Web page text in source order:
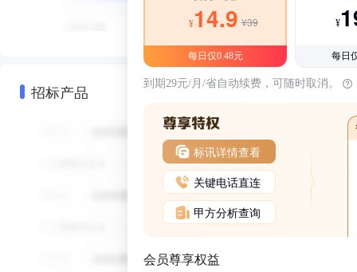
招标产品
¥14.9 ¥39
每日仅0.48元
¥
每日
到期29元/月/省自动续费，可随时取消。
标讯详情查看
关键电话直连
甲方分析查询
会员尊享权益